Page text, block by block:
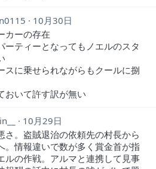
10月30日
カーの存在
ーティーとなってもノエルのスタ
スに乗せられながらもクールに捌
おいて許す訳が無い
10月29日
さ。盗賊退治の依頼先の村長から
。情報違いで数が多く賞金首が指
ルの作戦。アルマと連携して見事